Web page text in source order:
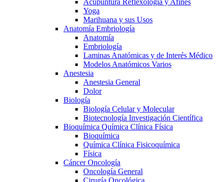
Acupuntura Reflexología y Afines
Yoga
Marihuana y sus Usos
Anatomía Embriología
Anatomía
Embriología
Laminas Anatómicas y de Interés Médico
Modelos Anatómicos Varios
Anestesia
Anestesia General
Dolor
Biología
Biología Celular y Molecular
Biotecnología Investigación Científica
Bioquímica Química Clínica Física
Bioquímica
Química Clínica Fisicoquímica
Física
Cáncer Oncología
Oncología General
Cirugía Oncológica